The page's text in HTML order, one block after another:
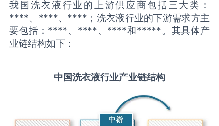
我国洗衣液行业的上游供应商包括三大类：
****、****、****；洗衣液行业的下游需求方主
要包括：****、****、****和*****。其具体产
业链结构如下：
中国洗衣液行业产业链结构